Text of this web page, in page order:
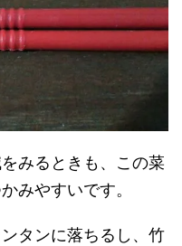
みるときも、この菜
みやすいです。
タンに落ちるし、竹